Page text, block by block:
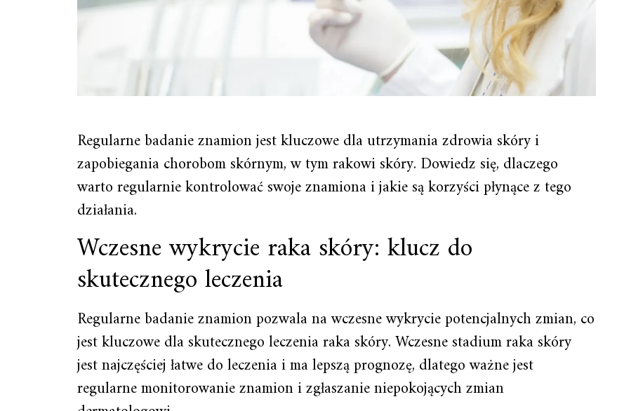
Regularne badanie znamion jest kluczowe dla utrzymania zdrowia skóry i
zapobiegania chorobom skórnym, w tym rakowi skóry. Dowiedz się, dlaczego
warto regularnie kontrolować swoje znamiona i jakie są korzyści płynące z tego
działania.
Wczesne wykrycie raka skóry: klucz do
skutecznego leczenia
Regularne badanie znamion pozwala na wczesne wykrycie potencjalnych zmian, co
jest kluczowe dla skutecznego leczenia raka skóry. Wczesne stadium raka skóry
jest najczęściej łatwe do leczenia i ma lepszą prognozę, dlatego ważne jest
regularne monitorowanie znamion i zgłaszanie niepokojących zmian